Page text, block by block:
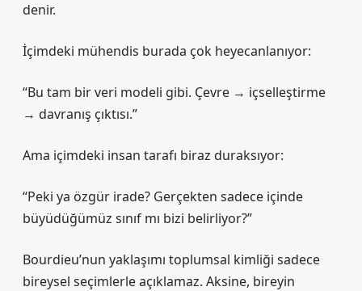
denir.
İçimdeki mühendis burada çok heyecanlanıyor:
“Bu tam bir veri modeli gibi. Çevre → içselleştirme
→ davranış çıktısı.”
Ama içimdeki insan tarafı biraz duraksıyor:
“Peki ya özgür irade? Gerçekten sadece içinde
büyüdüğümüz sınıf mı bizi belirliyor?”
Bourdieu’nun yaklaşımı toplumsal kimliği sadece
bireysel seçimlerle açıklamaz. Aksine, bireyin